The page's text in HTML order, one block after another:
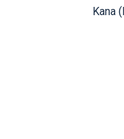
Kana